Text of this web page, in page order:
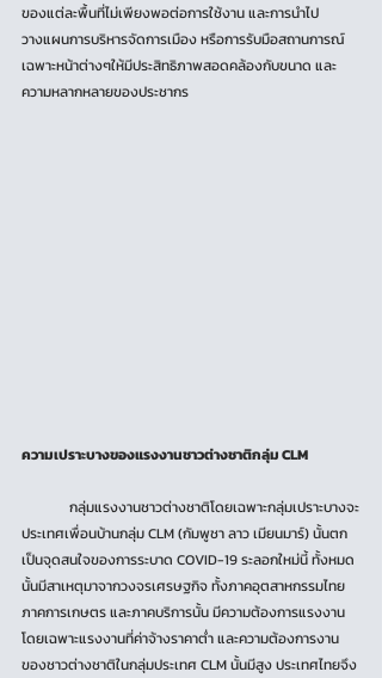
ของแต่ละพื้นที่ไม่เพียงพอต่อการใช้งาน และการนำไป
วางแผนการบริหารจัดการเมือง หรือการรับมือสถานการณ์
เฉพาะหน้าต่างๆให้มีประสิทธิภาพสอดคล้องกับขนาด และ
ความหลากหลายของประชากร
ความเปราะบางของแรงงานชาวต่างชาติกลุ่ม CLM
ประเทศเพื่อนบ้านกลุ่ม CLM (กัมพูชา ลาว เมียนมาร์) นั้นตก
เป็นจุดสนใจของการระบาด COVID-19 ระลอกใหม่นี้ ทั้งหมด
นั้นมีสาเหตุมาจากวงจรเศรษฐกิจ ทั้งภาคอุตสาหกรรมไทย
ภาคการเกษตร และภาคบริการนั้น มีความต้องการแรงงาน
โดยเฉพาะแรงงานที่ค่าจ้างราคาต่ำ และความต้องการงาน
ของชาวต่างชาติในกลุ่มประเทศ CLM นั้นมีสูง ประเทศไทยจึง